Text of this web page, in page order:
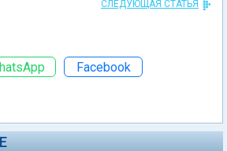
СЛЕДУЮЩАЯ СТАТЬЯ
Facebook